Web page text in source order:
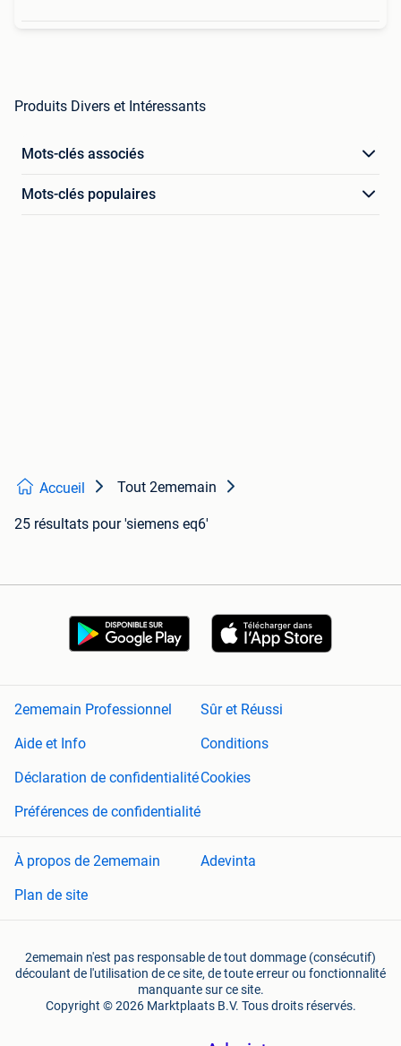
Produits Divers et Intéressants
Mots-clés associés
Mots-clés populaires
Accueil Tout 2ememain
25 résultats pour 'siemens eq6'
2ememain Professionnel
Sûr et Réussi
Aide et Info
Conditions
Déclaration de confidentialitéCookies
Préférences de confidentialité
À propos de 2ememain
Adevinta
Plan de site
2ememain n'est pas responsable de tout dommage (consécutif)
découlant de l'utilisation de ce site, de toute erreur ou fonctionnalité
manquante sur ce site.
Copyright © 2026 Marktplaats B.V. Tous droits réservés.